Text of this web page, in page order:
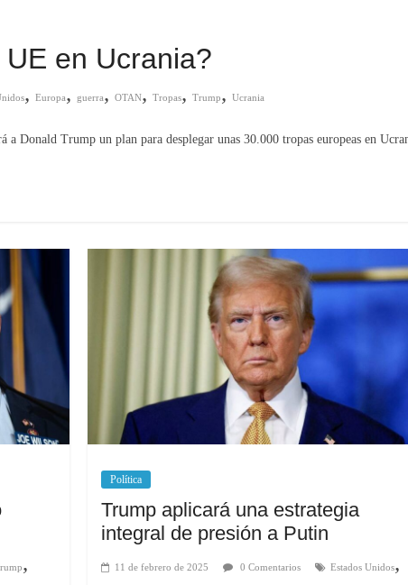
en Ucrania?
, Europa, guerra, OTAN, Tropas, Trump, Ucrania
Donald Trump un plan para desplegar unas 30.000 tropas europeas en
,
Política
Trump aplicará una estrategia
integral de presión a Putin
11 de febrero de 2025 0 Comentarios Estados Unidos,